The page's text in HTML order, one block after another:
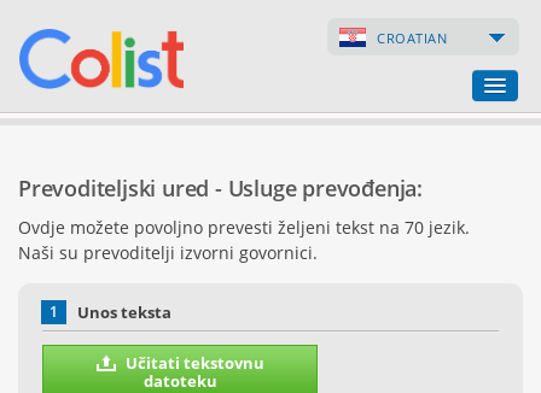
CROATIAN
Popis poduzeća
Internetske stranice
Internetske trgovine
Prevoditeljski ured - Usluge prevođenja:
Ovdje možete povoljno prevesti željeni tekst na 70 jezik.
Naši su prevoditelji izvorni govornici.
1 Unos teksta
Učitati tekstovnu
datoteku